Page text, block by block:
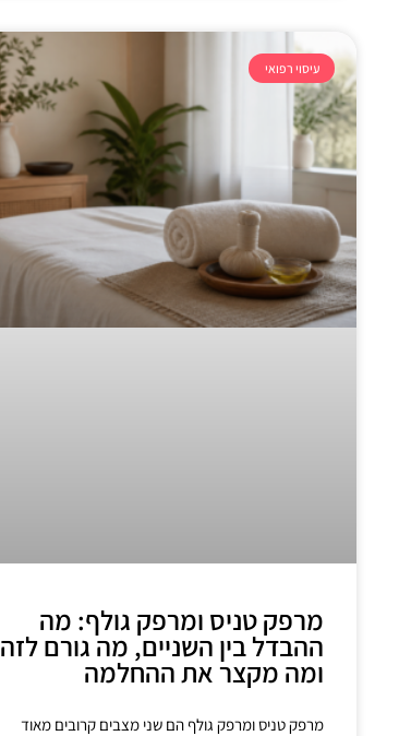
עיסוי רפואי
מרפק טניס ומרפק גולף: מה
ההבדל בין השניים, מה גורם לזה
ומה מקצר את ההחלמה
מרפק טניס ומרפק גולף הם שני מצבים קרובים מאוד